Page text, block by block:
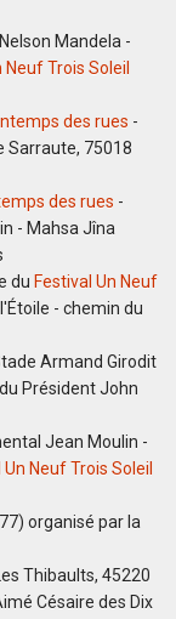
Mandela -
Neuf Trois Soleil
des rues -
Sarraute, 75018
des rues -
- Mahsa Jîna
du Festival Un Neuf
- chemin du
Armand Girodit
Président John
Jean Moulin -
Un Neuf Trois Soleil
organisé par la
Thibaults, 45220
Césaire des Dix